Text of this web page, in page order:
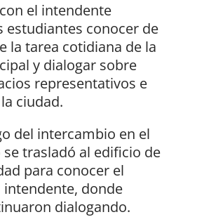
el intendente
estudiantes conocer de
la tarea cotidiana de la
y dialogar sobre
representativos e
ciudad.
del intercambio en el
se trasladó al edificio de
para conocer el
intendente, donde
dialogando.